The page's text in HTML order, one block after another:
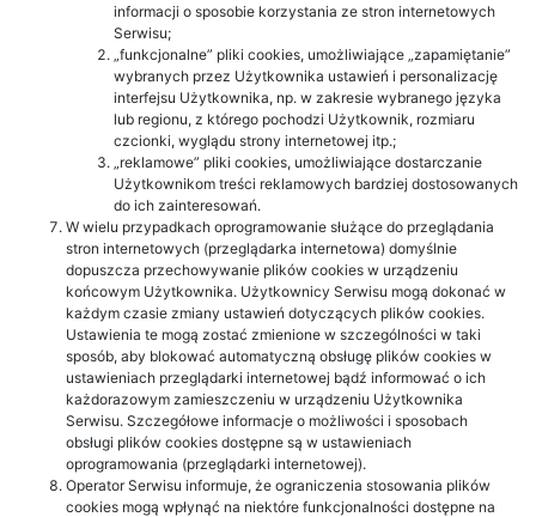
informacji o sposobie korzystania ze stron internetowych
Serwisu;
„funkcjonalne” pliki cookies, umożliwiające „zapamiętanie”
wybranych przez Użytkownika ustawień i personalizację
interfejsu Użytkownika, np. w zakresie wybranego języka
lub regionu, z którego pochodzi Użytkownik, rozmiaru
czcionki, wyglądu strony internetowej itp.;
„reklamowe” pliki cookies, umożliwiające dostarczanie
Użytkownikom treści reklamowych bardziej dostosowanych
do ich zainteresowań.
W wielu przypadkach oprogramowanie służące do przeglądania
stron internetowych (przeglądarka internetowa) domyślnie
dopuszcza przechowywanie plików cookies w urządzeniu
końcowym Użytkownika. Użytkownicy Serwisu mogą dokonać w
każdym czasie zmiany ustawień dotyczących plików cookies.
Ustawienia te mogą zostać zmienione w szczególności w taki
sposób, aby blokować automatyczną obsługę plików cookies w
ustawieniach przeglądarki internetowej bądź informować o ich
każdorazowym zamieszczeniu w urządzeniu Użytkownika
Serwisu. Szczegółowe informacje o możliwości i sposobach
obsługi plików cookies dostępne są w ustawieniach
oprogramowania (przeglądarki internetowej).
Operator Serwisu informuje, że ograniczenia stosowania plików
cookies mogą wpłynąć na niektóre funkcjonalności dostępne na